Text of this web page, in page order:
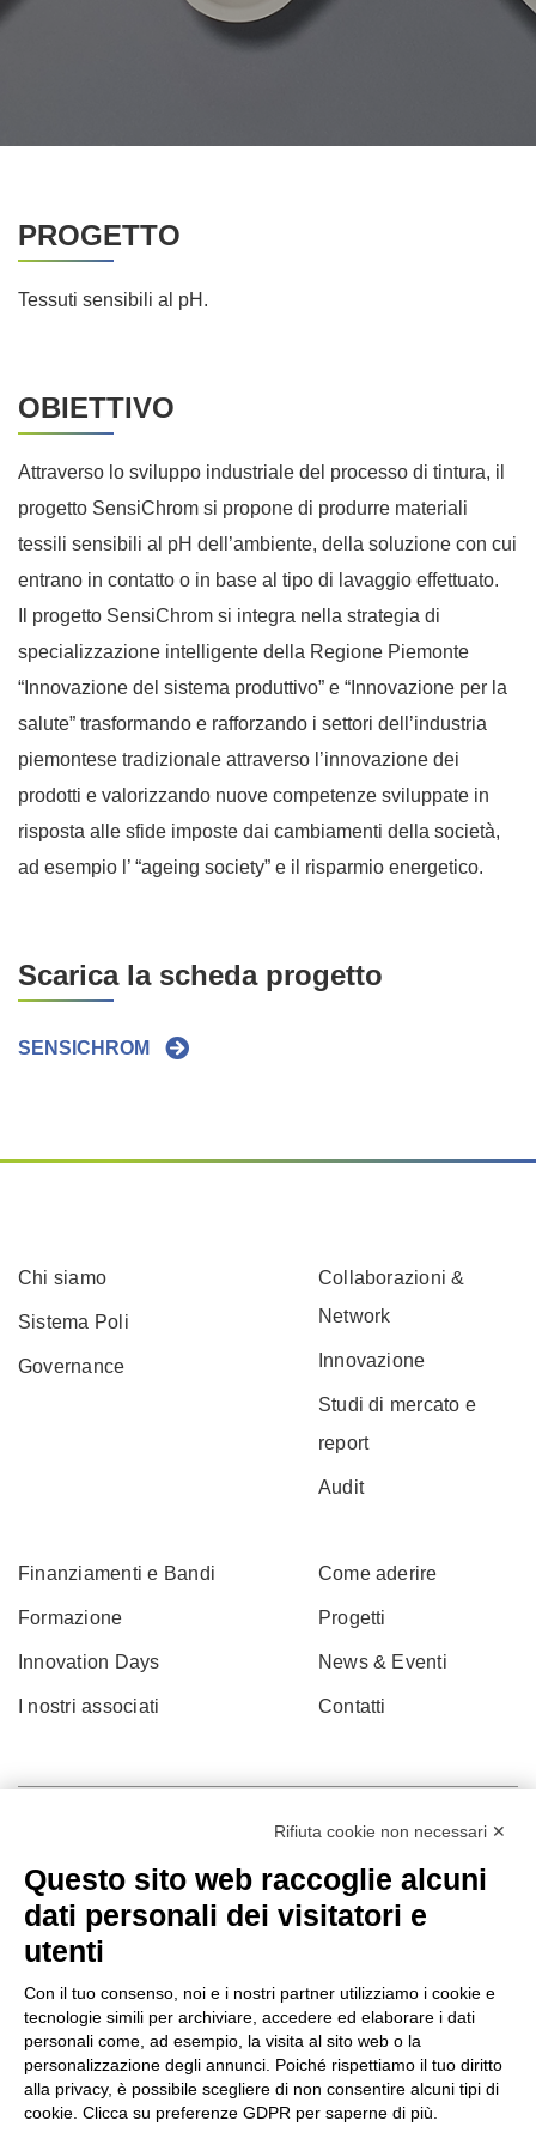
PROGETTO
Tessuti sensibili al pH.
OBIETTIVO
Attraverso lo sviluppo industriale del processo di tintura, il
progetto SensiChrom si propone di produrre materiali
tessili sensibili al pH dell’ambiente, della soluzione con cui
entrano in contatto o in base al tipo di lavaggio effettuato.
Il progetto SensiChrom si integra nella strategia di
specializzazione intelligente della Regione Piemonte
“Innovazione del sistema produttivo” e “Innovazione per la
salute” trasformando e rafforzando i settori dell’industria
piemontese tradizionale attraverso l’innovazione dei
prodotti e valorizzando nuove competenze sviluppate in
risposta alle sfide imposte dai cambiamenti della società,
ad esempio l’ “ageing society” e il risparmio energetico.
Scarica la scheda progetto
SENSICHROM
Chi siamo
Sistema Poli
Governance
Collaborazioni &
Network
Innovazione
Studi di mercato e
report
Audit
Finanziamenti e Bandi
Formazione
Innovation Days
I nostri associati
Come aderire
Progetti
News & Eventi
Contatti
© 2022 Po.in.tex
Città Studi – C.so Pella 2b – 13900 Biella (BI)
Rifiuta cookie non necessari ✕
Questo sito web raccoglie alcuni
dati personali dei visitatori e
utenti
Con il tuo consenso, noi e i nostri partner utilizziamo i cookie e
tecnologie simili per archiviare, accedere ed elaborare i dati
personali come, ad esempio, la visita al sito web o la
personalizzazione degli annunci. Poiché rispettiamo il tuo diritto
alla privacy, è possibile scegliere di non consentire alcuni tipi di
cookie. Clicca su preferenze GDPR per saperne di più.